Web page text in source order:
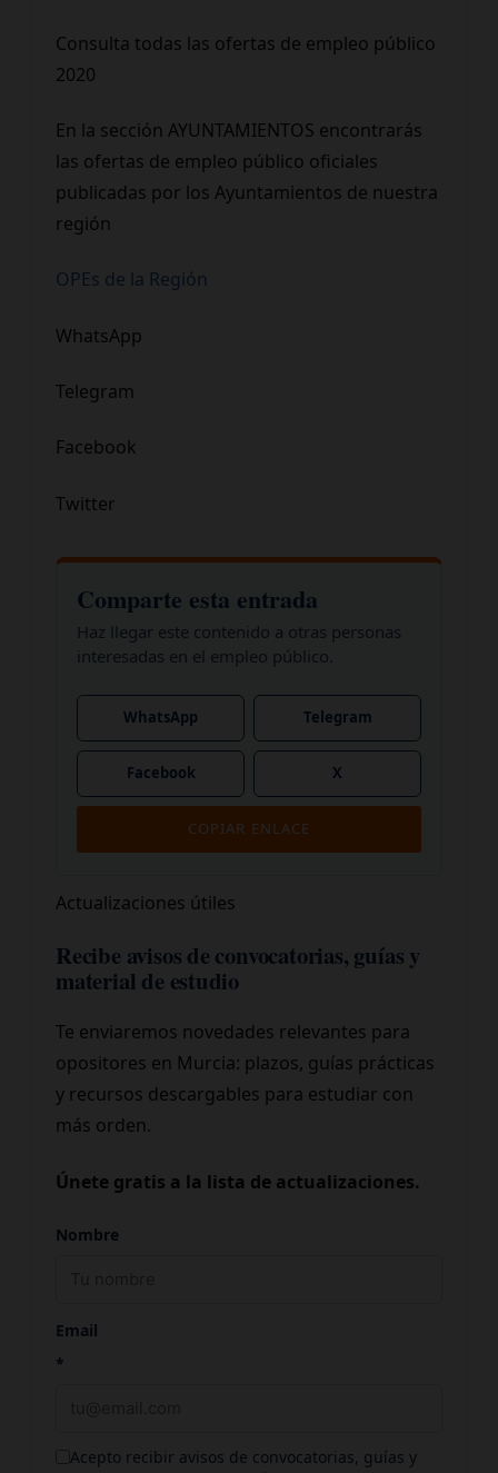
Consulta todas las ofertas de empleo público
2020
En la sección AYUNTAMIENTOS encontrarás
las ofertas de empleo público oficiales
publicadas por los Ayuntamientos de nuestra
región
OPEs de la Región
WhatsApp
Telegram
Facebook
Twitter
Comparte esta entrada
Haz llegar este contenido a otras personas
interesadas en el empleo público.
WhatsApp Telegram
Facebook X
COPIAR ENLACE
Actualizaciones útiles
Recibe avisos de convocatorias, guías y
material de estudio
Te enviaremos novedades relevantes para
opositores en Murcia: plazos, guías prácticas
y recursos descargables para estudiar con
más orden.
Únete gratis a la lista de actualizaciones.
Nombre
Email
*
Acepto recibir avisos de convocatorias, guías y